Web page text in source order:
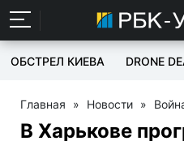
ОБСТРЕЛ КИЕВА DRONE
Главная » Новости »
В Харькове